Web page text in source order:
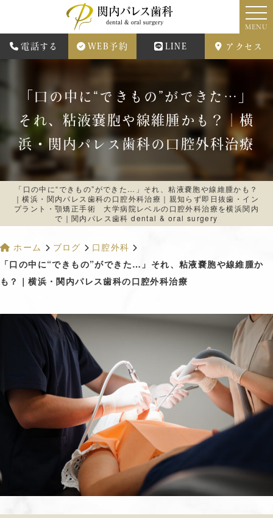
MENU
電話する WEB予約 LINE アクセス
「口の中に“できもの”ができた…」
それ、粘液嚢胞や線維腫かも？｜横
浜・関内パレス歯科の口腔外科治療
「口の中に“できもの”ができた…」それ、粘液嚢胞や線維腫かも？
｜横浜・関内パレス歯科の口腔外科治療｜親知らず即日抜歯・イン
プラント・顎矯正手術 大学病院レベルの口腔外科治療を横浜関内
で｜関内パレス歯科 dental & oral surgery
ホーム ブログ
口腔外科
「口の中に“できもの”ができた…」それ、粘液嚢胞や線維腫か
も？｜横浜・関内パレス歯科の口腔外科治療